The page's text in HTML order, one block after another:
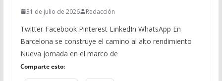
31 de julio de 2026 Redacción
Twitter Facebook Pinterest LinkedIn WhatsApp En
Barcelona se construye el camino al alto rendimiento
Nueva jornada en el marco de
Comparte esto: